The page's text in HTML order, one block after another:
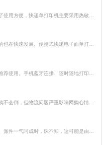
随着近年来国内、国际电商的高速增长，物流行业的也在快速发展。便携式快递电子面单打印机的需求量也随之大增。快递员是物流运输过程中的一个重要环节。基本上每位快递员都会在工作时随身携带这种小型的快递专用打印机，用来打印票据，快递单，取件码。